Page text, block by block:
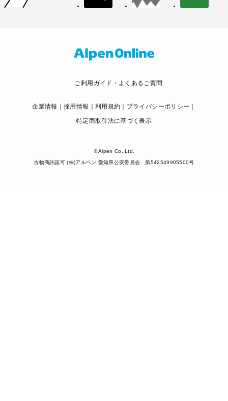
ご利用ガイド・よくあるご質問
企業情報 採用情報 利用規約
プライバシーポリシー
特定商取引法に基づく表示
© Alpen Co.,Ltd.
古物商許認可 (株)アルペン 愛知県公安委員会 第542549905500号